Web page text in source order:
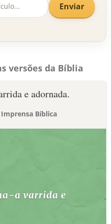
Enviar
versões da Bíblia
e adornada.
Bíblica